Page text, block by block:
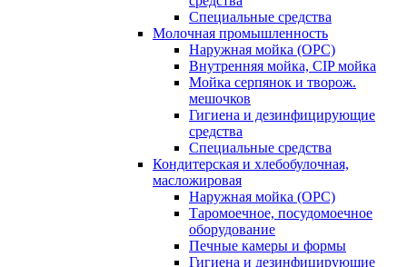
Специальные средства
Молочная промышленность
Наружная мойка (ОРС)
Внутренняя мойка, CIP мойка
Мойка серпянок и творож.
мешочков
Гигиена и дезинфицирующие
средства
Специальные средства
Кондитерская и хлебобулочная,
масложировая
Наружная мойка (ОРС)
Таромоечное, посудомоечное
оборудование
Печные камеры и формы
Гигиена и дезинфицирующие